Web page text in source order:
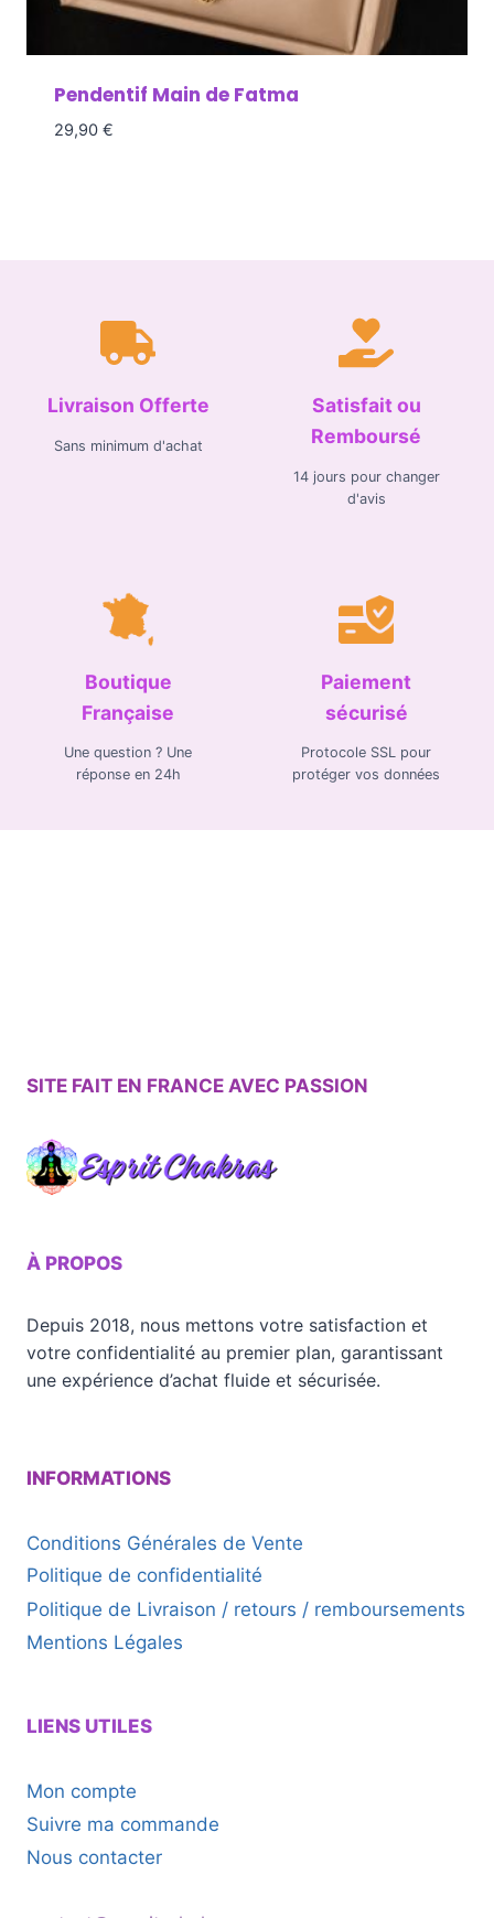
Pendentif Main de Fatma
29,90 €
Livraison Offerte
Sans minimum d'achat
Satisfait ou
Remboursé
14 jours pour changer
d'avis
Boutique
Française
Une question ? Une
réponse en 24h
Paiement
sécurisé
Protocole SSL pour
protéger vos données
SITE FAIT EN FRANCE AVEC PASSION
À PROPOS
Depuis 2018, nous mettons votre satisfaction et
votre confidentialité au premier plan, garantissant
une expérience d’achat fluide et sécurisée.
INFORMATIONS
Conditions Générales de Vente
Politique de confidentialité
Politique de Livraison / retours / remboursements
Mentions Légales
LIENS UTILES
Mon compte
Suivre ma commande
Nous contacter